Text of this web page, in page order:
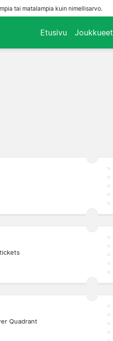
tai matalampia kuin nimellisarvo.
Etusivu Joukkueet
Quadrant